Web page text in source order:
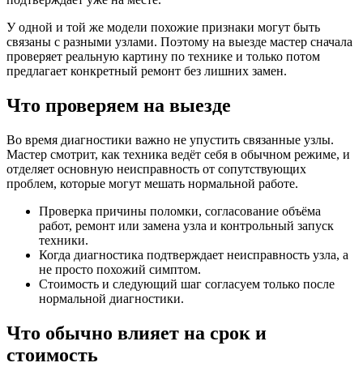
У одной и той же модели похожие признаки могут быть
связаны с разными узлами. Поэтому на выезде мастер сначала
проверяет реальную картину по технике и только потом
предлагает конкретный ремонт без лишних замен.
Что проверяем на выезде
Во время диагностики важно не упустить связанные узлы.
Мастер смотрит, как техника ведёт себя в обычном режиме, и
отделяет основную неисправность от сопутствующих
проблем, которые могут мешать нормальной работе.
Проверка причины поломки, согласование объёма
работ, ремонт или замена узла и контрольный запуск
техники.
Когда диагностика подтверждает неисправность узла, а
не просто похожий симптом.
Стоимость и следующий шаг согласуем только после
нормальной диагностики.
Что обычно влияет на срок и
стоимость